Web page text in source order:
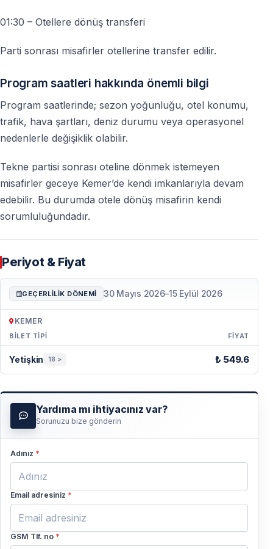
01:30 – Otellere dönüş transferi
Parti sonrası misafirler otellerine transfer edilir.
Program saatleri hakkında önemli bilgi
Program saatlerinde; sezon yoğunluğu, otel konumu,
trafik, hava şartları, deniz durumu veya operasyonel
nedenlerle değişiklik olabilir.
Tekne partisi sonrası oteline dönmek istemeyen
misafirler geceye Kemer’de kendi imkanlarıyla devam
edebilir. Bu durumda otele dönüş misafirin kendi
sorumluluğundadır.
Periyot & Fiyat
GEÇERLILIK DÖNEMI 30 Mayıs 2026–15 Eylül 2026
KEMER
BILET TIPI FIYAT
Yetişkin 18 > ₺ 549.6
Yardıma mı ihtiyacınız var?
Sorunuzu bize gönderin
Adınız *
Email adresiniz *
GSM Tlf. no *